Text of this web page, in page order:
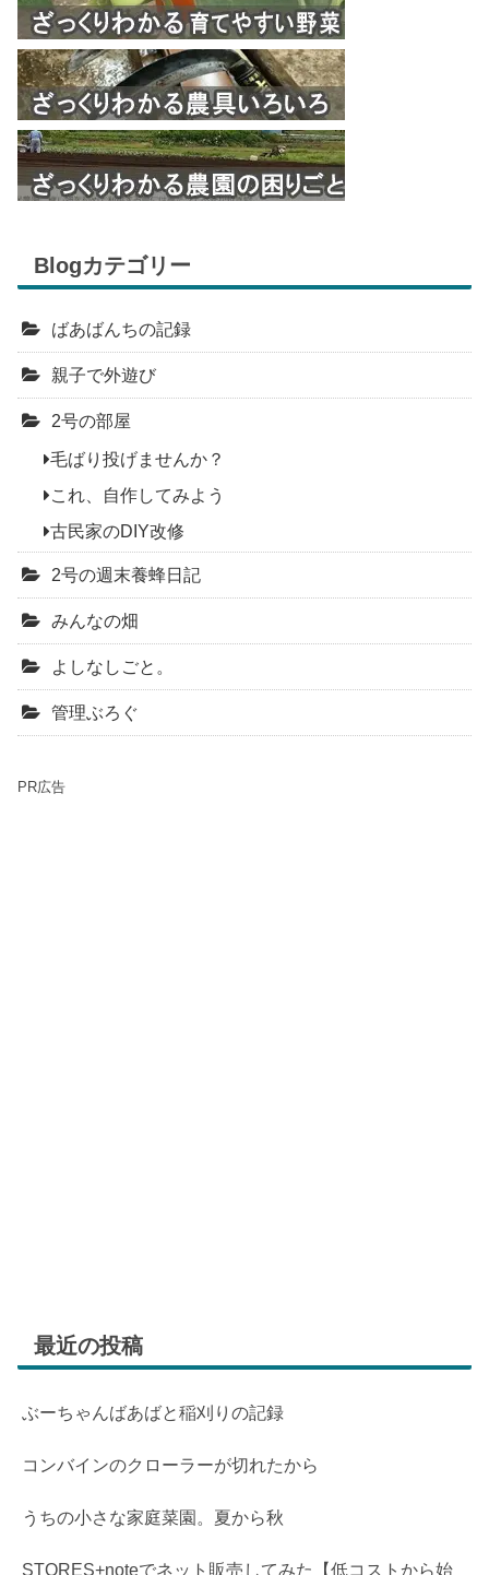
Blogカテゴリー
ばあばんちの記録
親子で外遊び
2号の部屋
毛ばり投げませんか？
これ、自作してみよう
古民家のDIY改修
2号の週末養蜂日記
みんなの畑
よしなしごと。
管理ぶろぐ
PR広告
最近の投稿
ぶーちゃんばあばと稲刈りの記録
コンバインのクローラーが切れたから
うちの小さな家庭菜園。夏から秋
STORES+noteでネット販売してみた【低コストから始